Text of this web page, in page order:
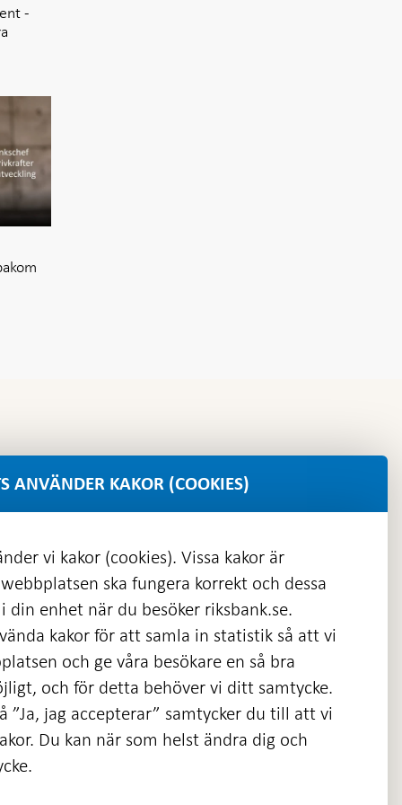
-
ANVÄNDER KAKOR (COOKIES)
vi kakor (cookies). Vissa kakor är
ska fungera korrekt och dessa
din enhet när du besöker riksbank.se.
kakor för att samla in statistik så att vi
och ge våra besökare en så bra
och för detta behöver vi ditt samtycke.
”Ja, jag accepterar” samtycker du till att vi
Du kan när som helst ändra dig och